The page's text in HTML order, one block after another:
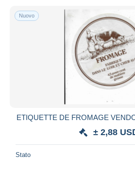
Nuovo
ETIQUETTE DE FROMAGE
± 2,88
Stato